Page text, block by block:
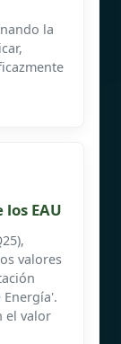
la
EAU
valores
el valor